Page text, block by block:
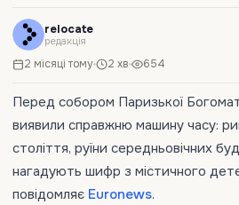
relocate
редакція
2 місяці тому 2 хв 654
Перед собором Паризької
виявили справжню машину часу:
століття, руїни середньовічних
нагадують шифр з містичного
повідомляє Euronews.